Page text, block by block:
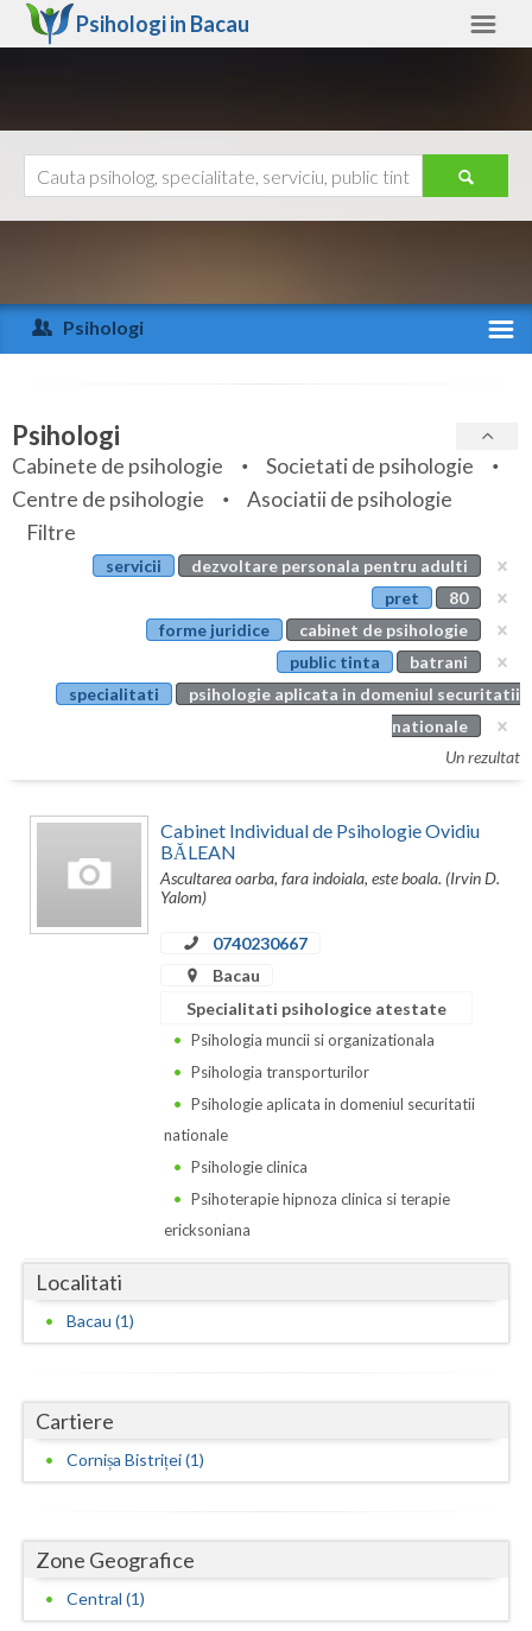
Psihologi in Bacau
Arad
Arges
Bihor
Bistrita-Nasaud
Botosani
Bucuresti
Calarasi
Constanta
Harghita
Hunedoara
Iasi
Mehedinti
Mures
Ajutor
Psihologi
Specialitati
Servicii
Articole
Evenimente
Psihologi
Cabinete de psihologie
Societati de psihologie
Centre de psihologie
Asociatii de psihologie
Filtre
servicii
dezvoltare personala pentru adulti
pret
80
forme juridice
cabinet de psihologie
public tinta
batrani
specialitati
psihologie aplicata in domeniul securitatii
nationale
Un rezultat
Cabinet Individual de Psihologie Ovidiu
BĂLEAN
Ascultarea oarba, fara indoiala, este boala. (Irvin D.
Yalom)
0740230667
Bacau
Specialitati psihologice atestate
Psihologia muncii si organizationala
Psihologia transporturilor
Psihologie aplicata in domeniul securitatii
nationale
Psihologie clinica
Psihoterapie hipnoza clinica si terapie
ericksoniana
Localitati
Bacau (1)
Cartiere
Cornișa Bistriței (1)
Zone Geografice
Central (1)